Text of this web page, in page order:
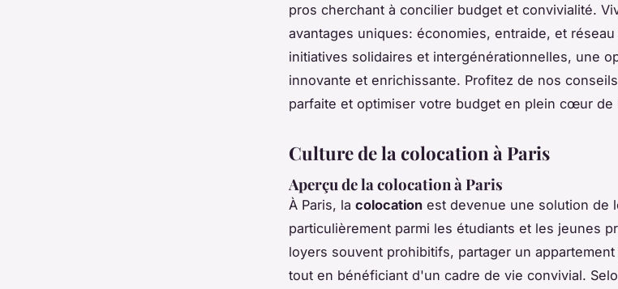
pros cherchant à concilier budget et convivialité.
avantages uniques: économies, entraide, et
initiatives solidaires et intergénérationnelles, une
innovante et enrichissante. Profitez de nos
parfaite et optimiser votre budget en plein cœur de
Culture de la colocation à Paris
Aperçu de la colocation à Paris
À Paris, la colocation est devenue une solution de
particulièrement parmi les étudiants et les jeunes
loyers souvent prohibitifs, partager un
tout en bénéficiant d'un cadre de vie convivial.